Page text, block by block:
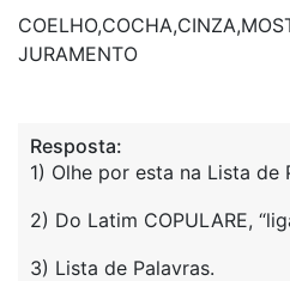
JURAMENTO
Resposta:
1) Olhe por esta na Lista de
2) Do Latim COPULARE,
3) Lista de Palavras.